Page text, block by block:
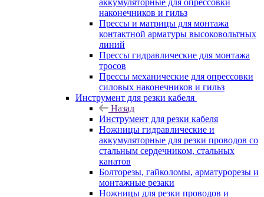
аккумуляторные для опрессовки
наконечников и гильз
Прессы и матрицы для монтажа
контактной арматуры высоковольтных
линий
Прессы гидравлические для монтажа
тросов
Прессы механические для опрессовки
силовых наконечников и гильз
Инструмент для резки кабеля
Назад
Инструмент для резки кабеля
Ножницы гидравлические и
аккумуляторные для резки проводов со
стальным сердечником, стальных
канатов
Болторезы, гайколомы, арматурорезы и
монтажные резаки
Ножницы для резки проводов и